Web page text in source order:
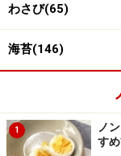
わさび(65)
海苔(146)
1
ノ
す